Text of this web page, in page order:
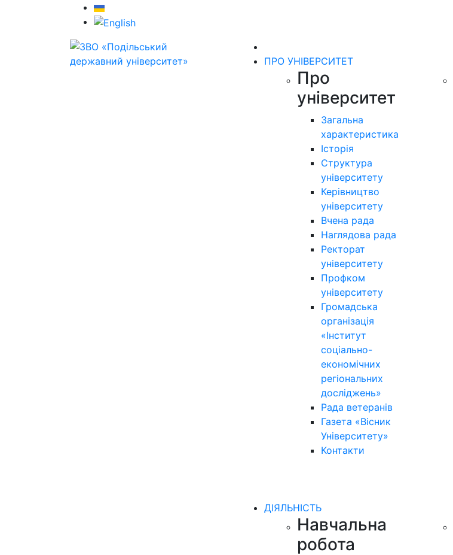
ПРО УНІВЕРСИТЕТ
Про
університет
Загальна
характеристика
Історія
Структура
університету
Керівництво
університету
Вчена рада
Наглядова рада
Ректорат
університету
Профком
університету
Громадська
організація
«Інститут
соціально-
економічних
регіональних
досліджень»
Рада ветеранів
Газета «Вісник
Університету»
Контакти
ДІЯЛЬНІСТЬ
Навчальна
робота